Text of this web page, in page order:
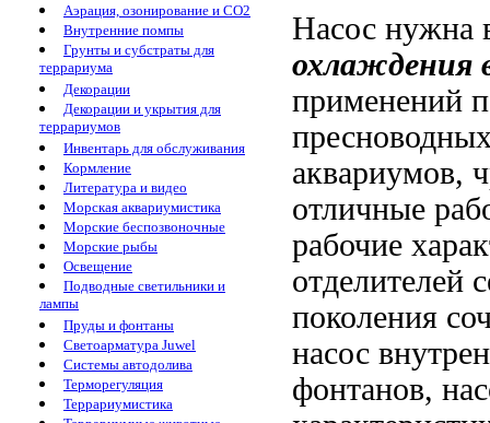
Аэрация, озонирование и CO2
Внутренние помпы
Грунты и субстраты для
террариума
Декорации
Декорации и укрытия для
террариумов
Инвентарь для обслуживания
Кормление
Литература и видео
Морская аквариумистика
Морские беспозвоночные
Морские рыбы
Освещение
Подводные светильники и
лампы
Пруды и фонтаны
Светоарматура Juwel
Системы автодолива
Терморегуляция
Террариумистика
Насос нужна
охлаждения
применений
аквариумов,
отличные
рабочие
отделителей
поколения
насос
фонтанов,